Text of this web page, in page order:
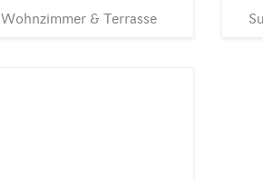
Wohnzimmer & Terrasse